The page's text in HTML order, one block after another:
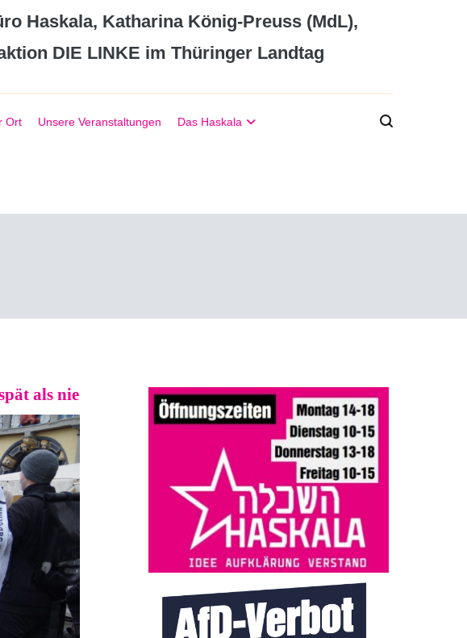
Haskala, Katharina König-Preuss (MdL),
DIE LINKE im Thüringer Landtag
Ort Unsere Veranstaltungen Das Haskala
als nie